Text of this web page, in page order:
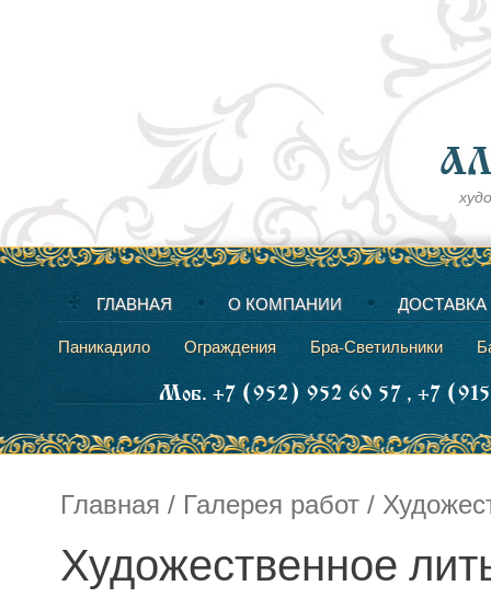
ГЛАВНАЯ О КОМПАНИИ
ДОСТАВКА
Паникадило
Ограждения Бра-Светильники
Моб. +7 (952) 952 60 57 , +7
Главная / Галерея работ /
Художественное